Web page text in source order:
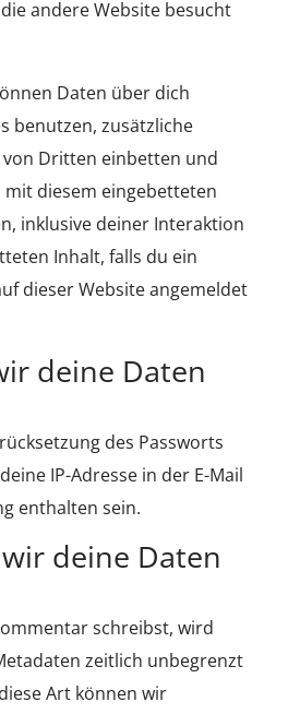
andere Website besucht
Daten über dich
benutzen, zusätzliche
von Dritten einbetten und
diesem eingebetteten
inklusive deiner Interaktion
Inhalt, falls du ein
dieser Website angemeldet
deine Daten
des Passworts
IP-Adresse in der E-Mail
enthalten sein.
deine Daten
schreibst, wird
zeitlich unbegrenzt
Art können wir